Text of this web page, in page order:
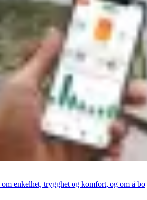
om enkelhet, trygghet og komfort, og om å bo